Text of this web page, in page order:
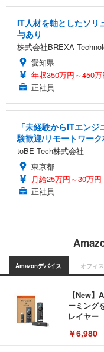
IT人材を軸としたソリ
与あり
株式会社BREXA
愛知県
年収350万円～450万
正社員
「未経験からITエン
験歓迎/リモートワー
toBE Tech株式会社
東京都
月給25万円～30万円
正社員
Amazonデバイス
【New
ーミング
レイヤー
￥6,980
オフィ